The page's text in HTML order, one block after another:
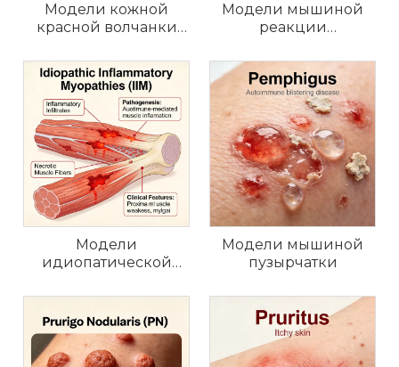
Модели кожной
красной волчанки
Модели мышиной
реакции
хозяина» (РТПХ)
Модели
идиопатической
миопатии (IIM) у
мышей
Модели мышиной
пузырчатки